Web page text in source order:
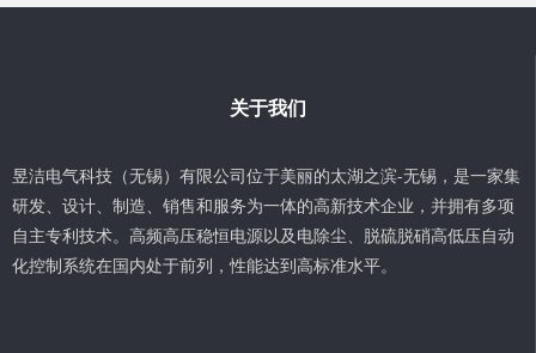
关于我们
昱洁电气科技（无锡）有限公司位于美丽的太湖之滨-无锡，是一家集
研发、设计、制造、销售和服务为一体的高新技术企业，并拥有多项
自主专利技术。高频高压稳恒电源以及电除尘、脱硫脱硝高低压自动
化控制系统在国内处于前列，性能达到高标准水平。